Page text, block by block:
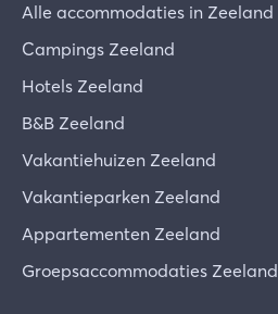
Alle accommodaties in Zeeland
Campings Zeeland
Hotels Zeeland
B&B Zeeland
Vakantiehuizen Zeeland
Vakantieparken Zeeland
Appartementen Zeeland
Groepsaccommodaties Zeeland